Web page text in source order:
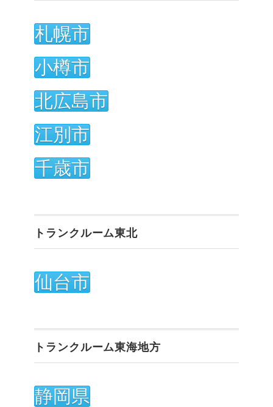
札幌市
小樽市
北広島市
江別市
千歳市
トランクルーム東北
仙台市
トランクルーム東海地方
静岡県